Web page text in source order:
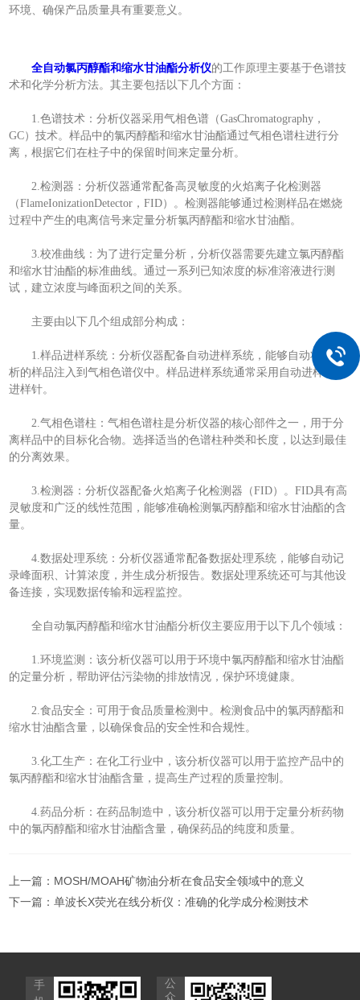
环境、确保产品质量具有重要意义。
全自动氯丙醇酯和缩水甘油酯分析仪的工作原理主要基于色谱技
术和化学分析方法。其主要包括以下几个方面：
1.色谱技术：分析仪器采用气相色谱（GasChromatography，
GC）技术。样品中的氯丙醇酯和缩水甘油酯通过气相色谱柱进行分
离，根据它们在柱子中的保留时间来定量分析。
2.检测器：分析仪器通常配备高灵敏度的火焰离子化检测器
（FlameIonizationDetector，FID）。检测器能够通过检测样品在燃烧
过程中产生的电离信号来定量分析氯丙醇酯和缩水甘油酯。
3.校准曲线：为了进行定量分析，分析仪器需要先建立氯丙醇酯
和缩水甘油酯的标准曲线。通过一系列已知浓度的标准溶液进行测
试，建立浓度与峰面积之间的关系。
主要由以下几个组成部分构成：
1.样品进样系统：分析仪器配备自动进样系统，能够自动将待分
析的样品注入到气相色谱仪中。样品进样系统通常采用自动进样器或
进样针。
2.气相色谱柱：气相色谱柱是分析仪器的核心部件之一，用于分
离样品中的目标化合物。选择适当的色谱柱种类和长度，以达到最佳
的分离效果。
3.检测器：分析仪器配备火焰离子化检测器（FID）。FID具有高
灵敏度和广泛的线性范围，能够准确检测氯丙醇酯和缩水甘油酯的含
量。
4.数据处理系统：分析仪器通常配备数据处理系统，能够自动记
录峰面积、计算浓度，并生成分析报告。数据处理系统还可与其他设
备连接，实现数据传输和远程监控。
全自动氯丙醇酯和缩水甘油酯分析仪主要应用于以下几个领域：
1.环境监测：该分析仪器可以用于环境中氯丙醇酯和缩水甘油酯
的定量分析，帮助评估污染物的排放情况，保护环境健康。
2.食品安全：可用于食品质量检测中。检测食品中的氯丙醇酯和
缩水甘油酯含量，以确保食品的安全性和合规性。
3.化工生产：在化工行业中，该分析仪器可以用于监控产品中的
氯丙醇酯和缩水甘油酯含量，提高生产过程的质量控制。
4.药品分析：在药品制造中，该分析仪器可以用于定量分析药物
中的氯丙醇酯和缩水甘油酯含量，确保药品的纯度和质量。
上一篇： MOSH/MOAH矿物油分析在食品安全领域中的意义
下一篇：单波长X荧光在线分析仪：准确的化学成分检测技术
手
公
众